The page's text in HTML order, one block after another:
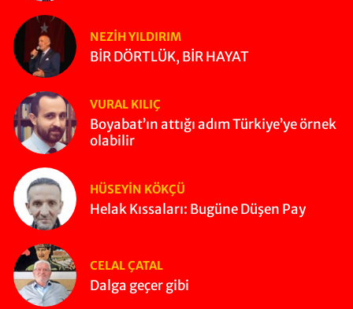
NEZIH YILDIRIM
BİR DÖRTLÜK, BİR HAYAT
VURAL KILIÇ
Boyabat’ın attığı adım Türkiye’ye örnek
olabilir
HÜSEYIN KÖKÇÜ
Helak Kıssaları: Bugüne Düşen Pay
CELAL ÇATAL
Dalga geçer gibi